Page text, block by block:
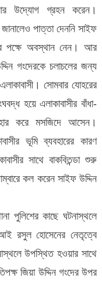
উদ্যোগ গ্রহন করেন।
পাত্তা দেননি সাইফ
পক্ষে অবস্থান নেন। আর
গংদেরকে চলাচলের জন্য
সোমবার যোহরের
হয়ে এলাকাবাসীর বাঁধা-
করে মসজিদে আসেন।
ভূমি ব্যবহারের কারণ
সাথে বাকবিতন্ডা শুরু
কল করেন সাইফ উদ্দিন
পুলিশের কাছে ঘটনাস্থলে
রসুল হোসেনের নেতৃত্বে
উপস্থিত হওয়ার সাথে
জিয়া উদ্দিন গংদের উপর